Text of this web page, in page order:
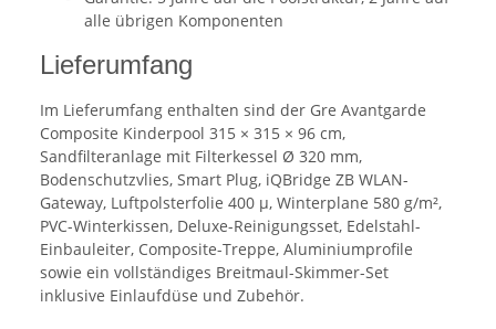
alle übrigen Komponenten
Lieferumfang
Im Lieferumfang enthalten sind der Gre Avantgarde
Composite Kinderpool 315 × 315 × 96 cm,
Sandfilteranlage mit Filterkessel Ø 320 mm,
Bodenschutzvlies, Smart Plug, iQBridge ZB WLAN-
Gateway, Luftpolsterfolie 400 µ, Winterplane 580 g/m²,
PVC-Winterkissen, Deluxe-Reinigungsset, Edelstahl-
Einbauleiter, Composite-Treppe, Aluminiumprofile
sowie ein vollständiges Breitmaul-Skimmer-Set
inklusive Einlaufdüse und Zubehör.